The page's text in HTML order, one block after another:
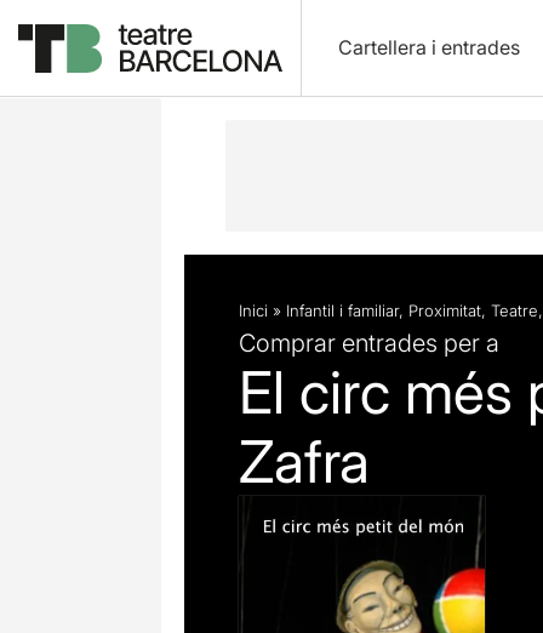
Cartellera i entrades
Descripció Fitxa artística Articles
Inici » Infantil i familiar, Proximitat, Teatre
Comprar entrades per a
El circ més
Zafra